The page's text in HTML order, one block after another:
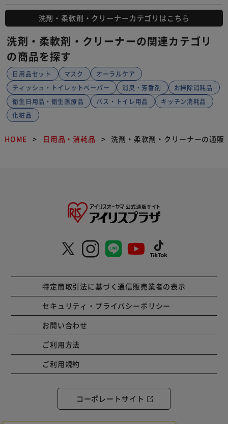
洗剤・柔軟剤・クリーナーカテゴリはこちら
洗剤・柔軟剤・クリーナーの関連カテゴリ
の商品を探す
日用品セット マスク
オーラルケア
ティッシュ・トイレットペーパー
消臭・芳香剤
お掃除消耗品
衛生日用品・衛生医療品
バス・トイレ用品
キッチン消耗品
化粧品
HOME 日用品・消耗品 洗剤・柔軟剤・クリーナーの通販
特定商取引法に基づく通信販売業者の表示
セキュリティ・プライバシーポリシー
お問い合わせ
ご利用方法
ご利用規約
コーポレートサイト